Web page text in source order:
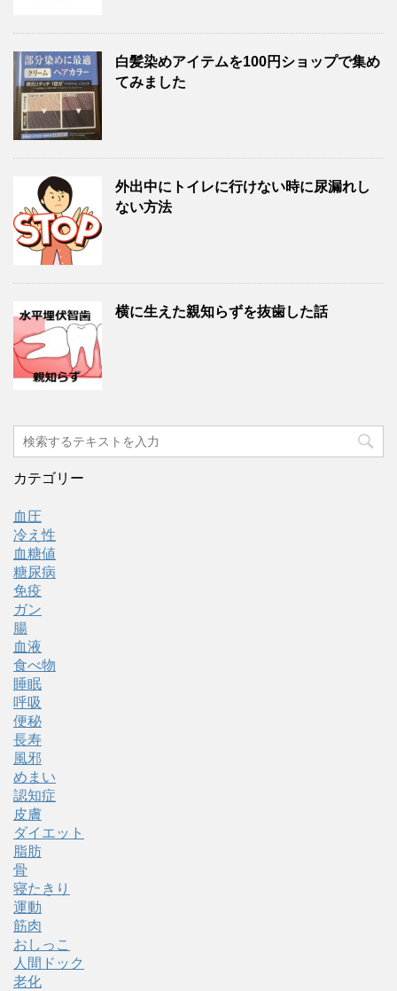
白髪染めアイテムを100円ショップで集め
てみました
外出中にトイレに行けない時に尿漏れし
ない方法
横に生えた親知らずを抜歯した話
カテゴリー
血圧
冷え性
血糖値
糖尿病
免疫
ガン
腸
血液
食べ物
睡眠
呼吸
便秘
長寿
風邪
めまい
認知症
皮膚
ダイエット
脂肪
骨
寝たきり
運動
筋肉
おしっこ
人間ドック
老化